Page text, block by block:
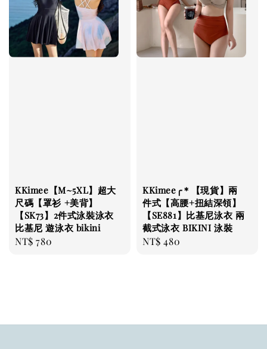
KKimee【M~5XL】超大
尺碼【罩衫 +美背】
【SK73】2件式泳裝泳衣
比基尼 遊泳衣 bikini
Regular
NT$ 780
KKimee╭＊【現貨】兩
件式【高腰+扭結深領】
【SE881】比基尼泳衣 兩
截式泳衣 BIKINI 泳裝
Regular
NT$ 480